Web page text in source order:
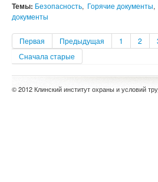
Темы: Безопасность, Горячие документы,
документы
Первая Предыдущая 1 2
Сначала старые
© 2012 Клинский институт охраны и условий